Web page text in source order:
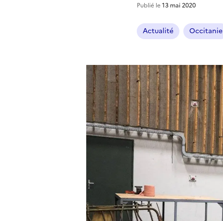
Publié le13 mai 2020
Actualité Occitanie